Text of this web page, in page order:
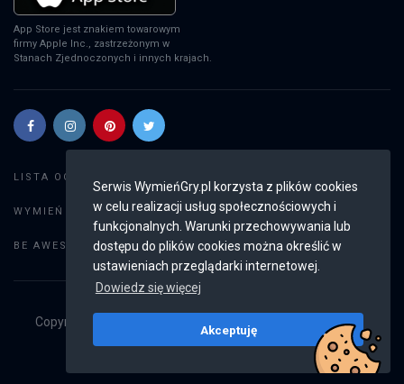
Serwis WymieńGry.pl korzysta z plików cookies
w celu realizacji usług społecznościowych i
funkcjonalnych. Warunki przechowywania lub
dostępu do plików cookies można określić w
ustawieniach przeglądarki internetowej.
Dowiedz się więcej
Akceptuję
App Store jest znakiem towarowym
firmy Apple Inc., zastrzeżonym w
Stanach Zjednoczonych i innych krajach.
LISTA OGŁOSZEŃ:
WYMIEŃ GRY: Dodaj ogłoszenie
BE AWESOME: Weryfikacja konta
Copyright © 2019 - 2026
Wszystkie prawa
v2.8.4